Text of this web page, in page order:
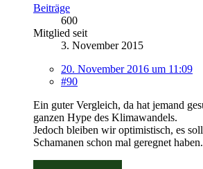
Beiträge
600
Mitglied seit
3. November 2015
20. November 2016 um 11:09
#90
Ein guter Vergleich, da hat jemand
ganzen Hype des Klimawandels.
Jedoch bleiben wir optimistisch, es
Schamanen schon mal geregnet